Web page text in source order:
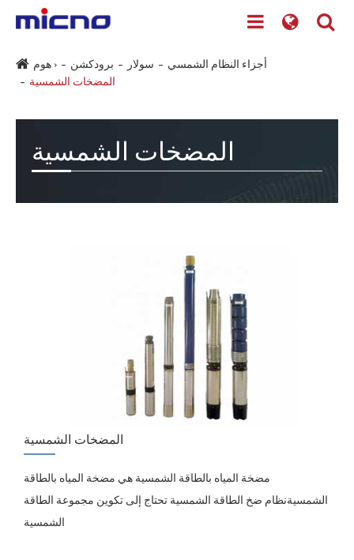
هوم › برودكشن سولار
أجزاء النظام الشمسي
المضخات الشمسية
المضخات الشمسية
المضخات الشمسية
مضخة المياه بالطاقة الشمسية هي مضخة المياه بالطاقة
الشمسيةنظام ضخ الطاقة الشمسية تحتاج إلى تكوين مجموعة الطاقة
الشمسية